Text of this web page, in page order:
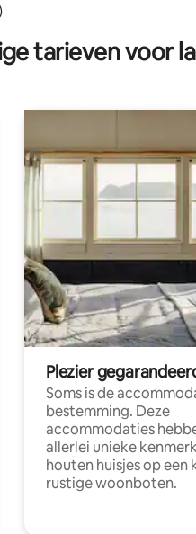
beoordeling van 5 op 5,
tarieven voor
Plezier
Soms is de
bestemming. Deze
accommodaties
allerlei unieke
houten huisjes op een
rustige woonboten.